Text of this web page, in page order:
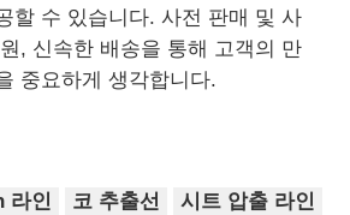
할 수 있습니다. 사전 판매 및 사
, 신속한 배송을 통해 고객의 만
중요하게 생각합니다.
라인
코 추출선 시트 압출 라인